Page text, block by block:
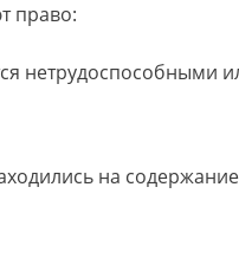
право:
нетрудоспособными
на